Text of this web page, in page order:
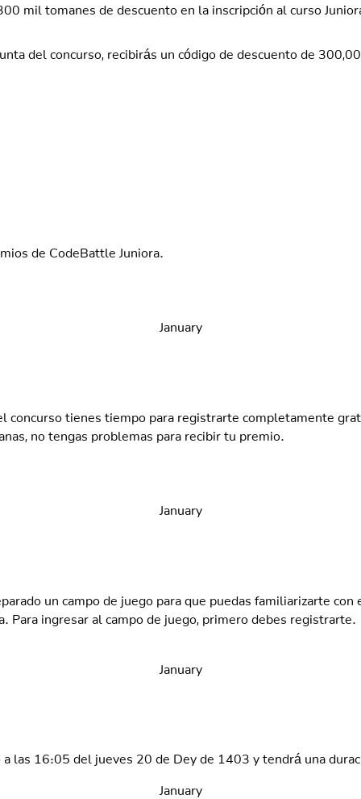
mil tomanes de descuento en la inscripción al curso
del concurso, recibirás un código de descuento de
de CodeBattle Juniora.
January
concurso tienes tiempo para registrarte completamente
no tengas problemas para recibir tu premio.
January
un campo de juego para que puedas familiarizarte
Para ingresar al campo de juego, primero debes registrarte.
January
a las 16:05 del jueves 20 de Dey de 1403 y tendrá una
January